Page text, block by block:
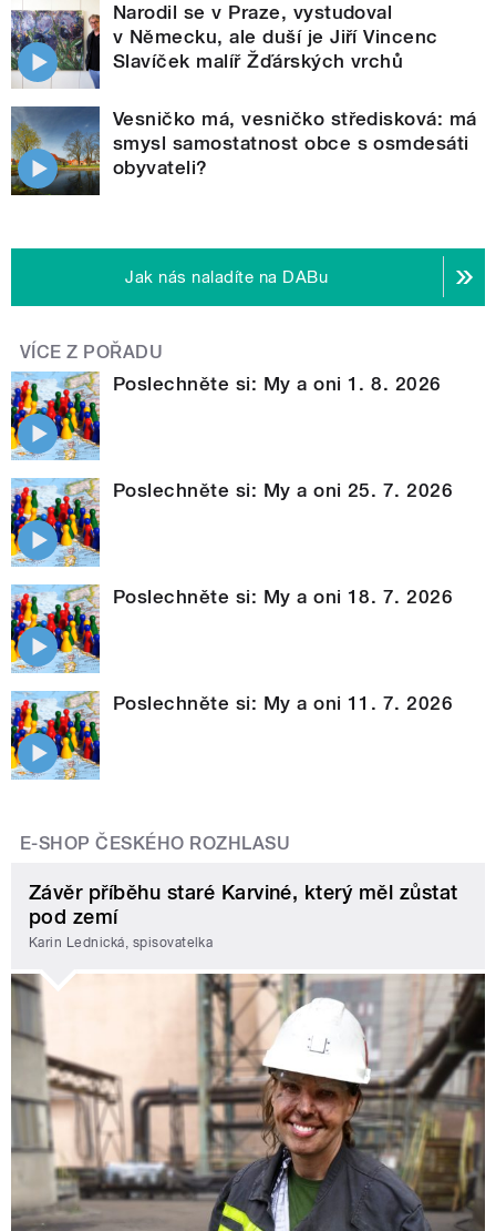
Narodil se v Praze, vystudoval
v Německu, ale duší je Jiří Vincenc
Slavíček malíř Žďárských vrchů
Vesničko má, vesničko středisková: má
smysl samostatnost obce s osmdesáti
obyvateli?
Jak nás naladíte na DABu
VÍCE Z POŘADU
Poslechněte si: My a oni 1. 8. 2026
Poslechněte si: My a oni 25. 7. 2026
Poslechněte si: My a oni 18. 7. 2026
Poslechněte si: My a oni 11. 7. 2026
E-SHOP ČESKÉHO ROZHLASU
Závěr příběhu staré Karviné, který měl zůstat
pod zemí
Karin Lednická, spisovatelka